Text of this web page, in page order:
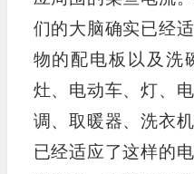
们的大脑确实已经
物的配电板以及洗
灶、电动车、灯、
调、取暖器、洗衣
已经适应了这样的